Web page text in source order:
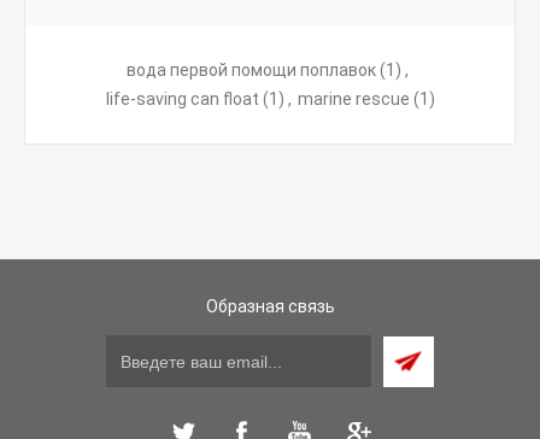
вода первой помощи поплавок (1) ,
life-saving can float (1) , marine rescue (1)
Образная связь